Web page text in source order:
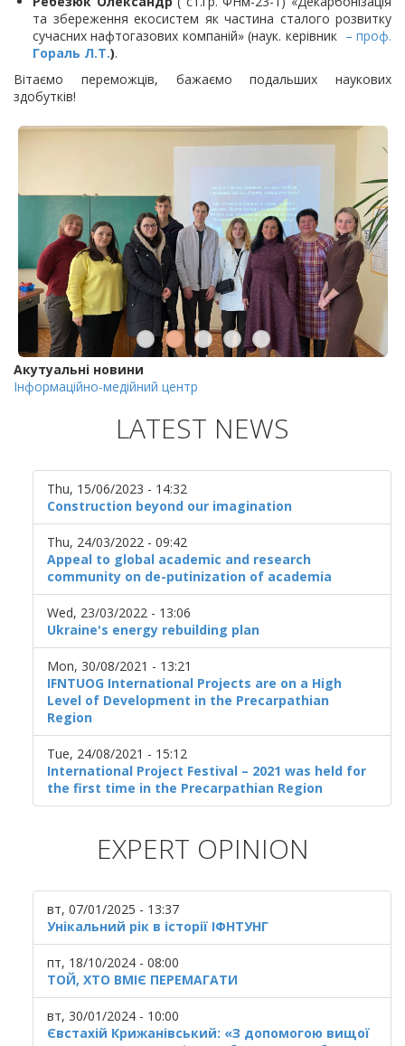
та збереження екосистем як частина сталого розвитку
сучасних нафтогазових компаній» (наук. керівник – проф.
Гораль Л.Т.).
Вітаємо переможців, бажаємо подальших наукових
здобутків!
Акутуальні новини
Інформаційно-медійний центр
LATEST NEWS
Thu, 15/06/2023 - 14:32
Construction beyond our imagination
Thu, 24/03/2022 - 09:42
Appeal to global academic and research
community on de-putinization of academia
Wed, 23/03/2022 - 13:06
Ukraine's energy rebuilding plan
Mon, 30/08/2021 - 13:21
IFNTUOG International Projects are on a High
Level of Development in the Precarpathian
Region
Tue, 24/08/2021 - 15:12
International Project Festival – 2021 was held for
the first time in the Precarpathian Region
EXPERT OPINION
вт, 07/01/2025 - 13:37
Унікальний рік в історії ІФНТУНГ
пт, 18/10/2024 - 08:00
ТОЙ, ХТО ВМІЄ ПЕРЕМАГАТИ
вт, 30/01/2024 - 10:00
Євстахій Крижанівський: «З допомогою вищої